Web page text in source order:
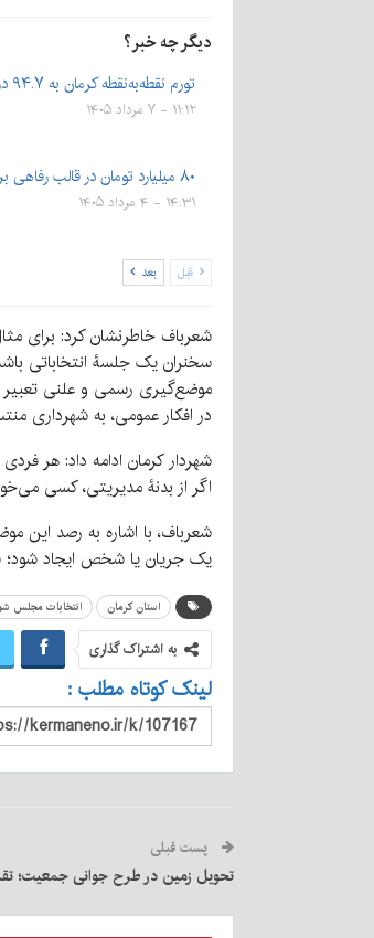
دیگر چه خبر؟
تورم نقطه‌به‌نقطه کرمان به ۹۴.۷ درصد رسید
۱۱:۱۲ - ۷ مرداد ۱۴۰۵
۸۰ میلیارد تومان در قالب رفاهی برای کارمندان شهرداری کرمان
۱۴:۳۱ - ۴ مرداد ۱۴۰۵
قبل بعد
شعرباف خاطرنشان کرد: برای
سخنران یک جلسۀ انتخاباتی
موضع‌گیری رسمی و علنی
در افکار عمومی، به شهرداری
شهردار کرمان ادامه داد: هر
اگر از بدنۀ مدیریتی، کسی
شعرباف، با اشاره به رصد این
یک جریان یا شخص ایجاد شود؛
استان کرمان انتخابات مجلس
به اشتراک گذاری
لینک کوتاه مطلب :
پست قبلی
تحویل زمین در طرح جوانی جمعیت؛